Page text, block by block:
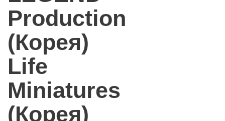
Production
(Корея)
Life
Miniatures
(Корея)